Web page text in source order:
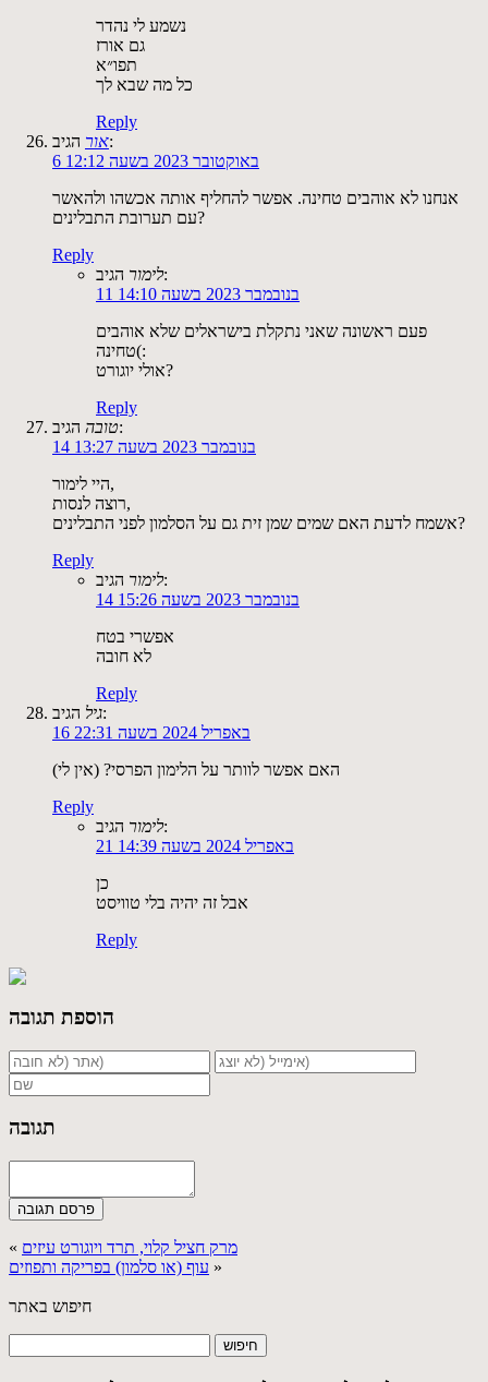
נשמע לי נהדר
גם אורז
תפו״א
כל מה שבא לך
Reply
אורהגיב:
6 באוקטובר 2023 בשעה 12:12
אנחנו לא אוהבים טחינה. אפשר להחליף אותה אכשהו ולהאשר
עם תערובת התבלינים?
Reply
לימורהגיב:
11 בנובמבר 2023 בשעה 14:10
פעם ראשונה שאני נתקלת בישראלים שלא אוהבים
טחינה(:
אולי יוגורט?
Reply
טובההגיב:
14 בנובמבר 2023 בשעה 13:27
היי לימור,
רוצה לנסות,
אשמח לדעת האם שמים שמן זית גם על הסלמון לפני התבלינים?
Reply
לימורהגיב:
14 בנובמבר 2023 בשעה 15:26
אפשרי בטח
לא חובה
Reply
גילהגיב:
16 באפריל 2024 בשעה 22:31
האם אפשר לוותר על הלימון הפרסי? (אין לי)
Reply
לימורהגיב:
21 באפריל 2024 בשעה 14:39
כן
אבל זה יהיה בלי טוויסט
Reply
הוספת תגובה
תגובה
« מרק חציל קלוי, תרד ויוגורט עיזים
עוף (או סלמון) בפריקה ותפוזים »
חיפוש באתר